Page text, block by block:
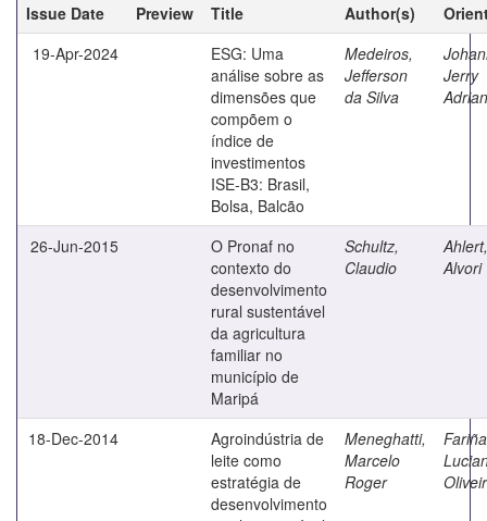
Issue Date
Preview Title Author(s)
19-Apr-2024
ESG: Uma
análise sobre as
dimensões que
compõem o
índice de
investimentos
ISE-B3: Brasil,
Bolsa, Balcão
Medeiros,
Jefferson
da Silva
Jerry
26-Jun-2015
O Pronaf no
contexto do
desenvolvimento
rural sustentável
da agricultura
familiar no
município de
Maripá
Schultz,
Claudio
Ahlert,
Alvori
18-Dec-2014
Agroindústria de
leite como
estratégia de
desenvolvimento
Meneghatti,
Marcelo
Roger